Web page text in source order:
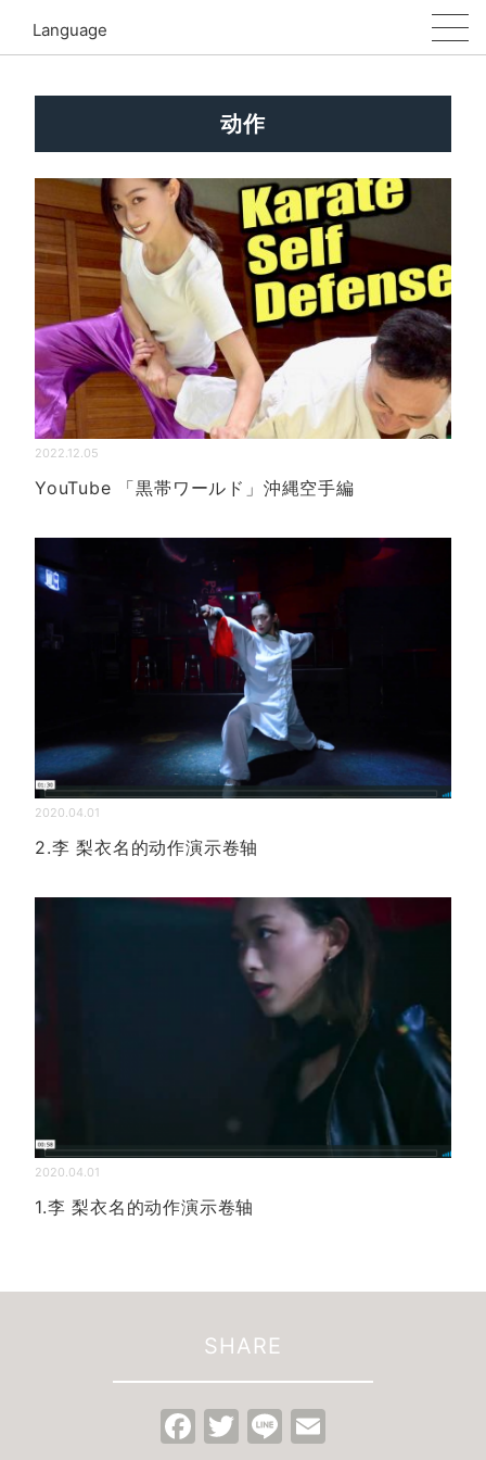
Language
动作
2022.12.05
YouTube 「黒帯ワールド」沖縄空手編
2020.04.01
2.李 梨衣名的动作演示卷轴
2020.04.01
1.李 梨衣名的动作演示卷轴
SHARE
Facebook
Twitter
Line